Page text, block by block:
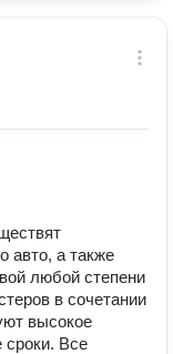
авто, а также
любой степени
в сочетании
высокое
сроки. Все